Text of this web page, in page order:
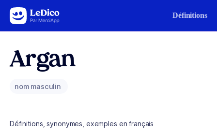
Aller au contenu Définitions
Argan
nom masculin
Définitions, synonymes, exemples en français